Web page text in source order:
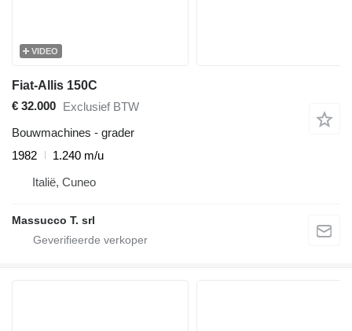
VIDEO
Fiat-Allis 150C
€ 32.000 Exclusief BTW
Bouwmachines - grader
1982
1.240 m/u
Italië, Cuneo
Massucco T. srl